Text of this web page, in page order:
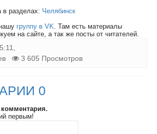
в разделах: Челябинск
группу в VK. Там есть материалы
на сайте, а так же посты от читателей.
3 605 Просмотров
0
комментария.
первым!